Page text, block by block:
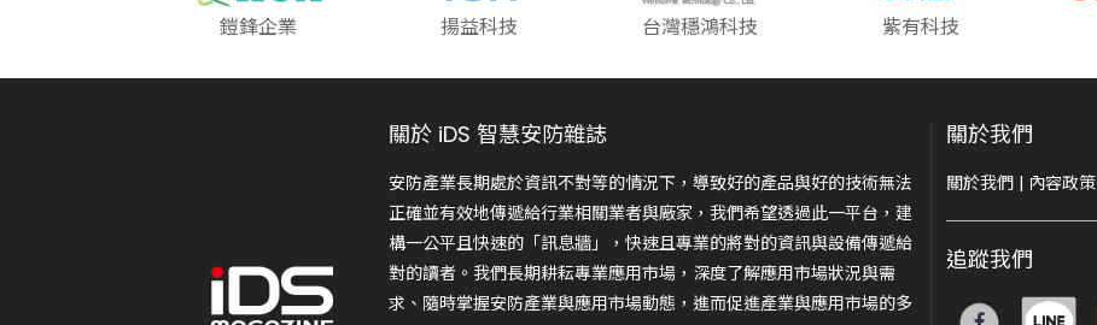
鎧鋒企業 揚益科技 台灣穩鴻科技 紫有科技
關於 iDS 智慧安防雜誌
安防產業長期處於資訊不對等的情況下，導致好的產品與好的技術無法
正確並有效地傳遞給行業相關業者與廠家，我們希望透過此一平台，建
構一公平且快速的「訊息牆」，快速且專業的將對的資訊與設備傳遞給
對的讀者。我們長期耕耘專業應用市場，深度了解應用市場狀況與需
求、隨時掌握安防產業與應用市場動態，進而促進產業與應用市場的多
關於我們
關於我們 | 內容政策
追蹤我們